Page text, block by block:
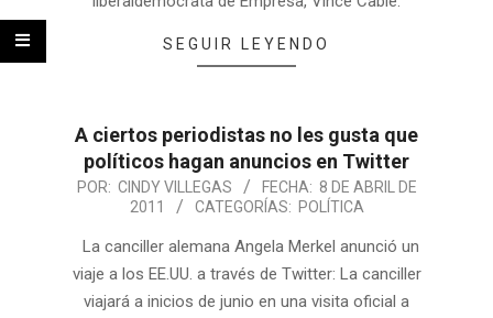
SEGUIR LEYENDO
A ciertos periodistas no les gusta que
políticos hagan anuncios en Twitter
POR: CINDY VILLEGAS FECHA: 8 DE ABRIL DE
2011
CATEGORÍAS: POLÍTICA
La canciller alemana Angela Merkel anunció un
viaje a los EE.UU. a través de Twitter: La canciller
viajará a inicios de junio en una visita oficial a